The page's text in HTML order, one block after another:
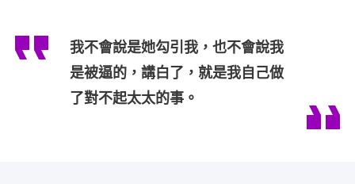
我不會說是她勾引我，也不會說我
是被逼的，講白了，就是我自己做
了對不起太太的事。